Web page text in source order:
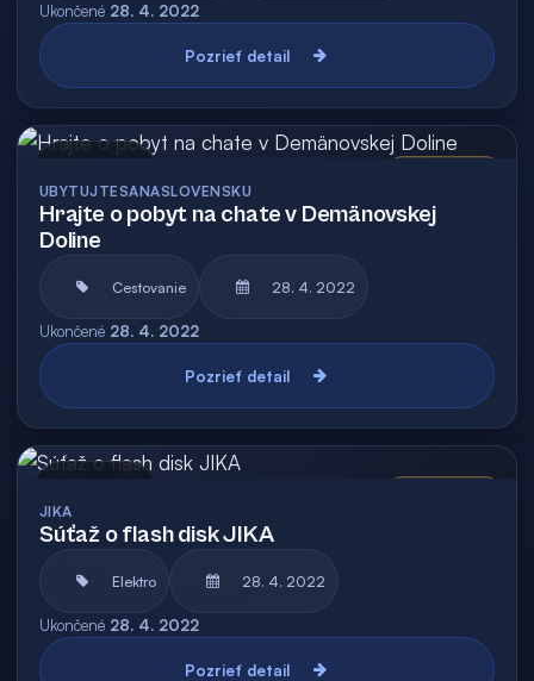
Ukončené 28. 4. 2022
Pozrieť detail
UBYTUJTESANASLOVENSKU
Hrajte o pobyt na chate v Demänovskej
Doline
Cestovanie 28. 4. 2022
Ukončené 28. 4. 2022
Pozrieť detail
JIKA
Súťaž o flash disk JIKA
Elektro 28. 4. 2022
Ukončené 28. 4. 2022
Pozrieť detail